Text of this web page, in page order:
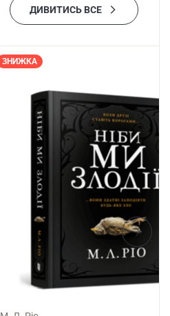
ДИВИТИСЬ ВСЕ
ЗНИЖКА